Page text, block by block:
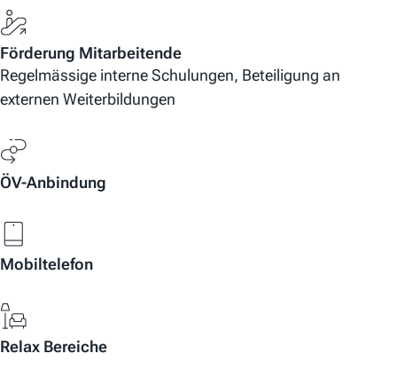
Förderung Mitarbeitende
Regelmässige interne Schulungen, Beteiligung an
externen Weiterbildungen
ÖV-Anbindung
Mobiltelefon
Relax Bereiche